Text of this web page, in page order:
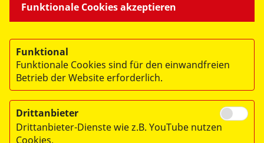
© 2026 ASB Landesverband Sachsen e.V.
Impressum
Datenschutz
Funktionale Cookies akzeptieren
Funktional
Funktionale Cookies sind für den einwandfreien
Betrieb der Website erforderlich.
Drittanbieter
Drittanbieter-Dienste wie z.B. YouTube nutzen
Cookies.